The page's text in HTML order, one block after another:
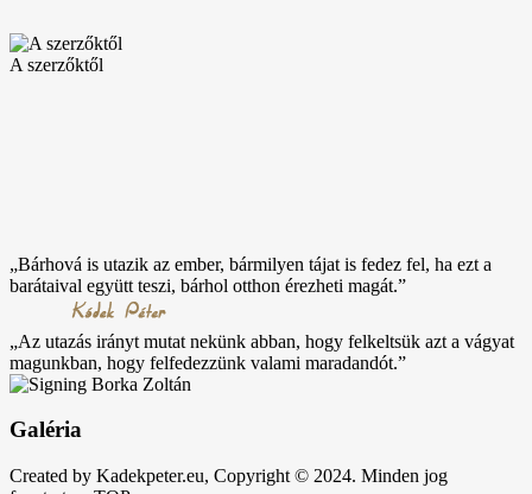
A szerzőktől
„Bárhová is utazik az ember, bármilyen tájat is fedez fel, ha ezt a
barátaival együtt teszi, bárhol otthon érezheti magát.”
„Az utazás irányt mutat nekünk abban, hogy felkeltsük azt a vágyat
magunkban, hogy felfedezzünk valami maradandót.”
Galéria
Created by Kadekpeter.eu, Copyright © 2024. Minden jog